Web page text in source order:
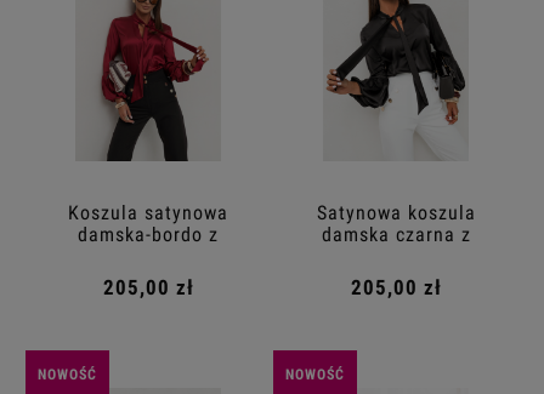
Koszula satynowa
damska-bordo z
205,00 zł
Satynowa koszula
damska czarna z
205,00 zł
NOWOŚĆ NOWOŚĆ